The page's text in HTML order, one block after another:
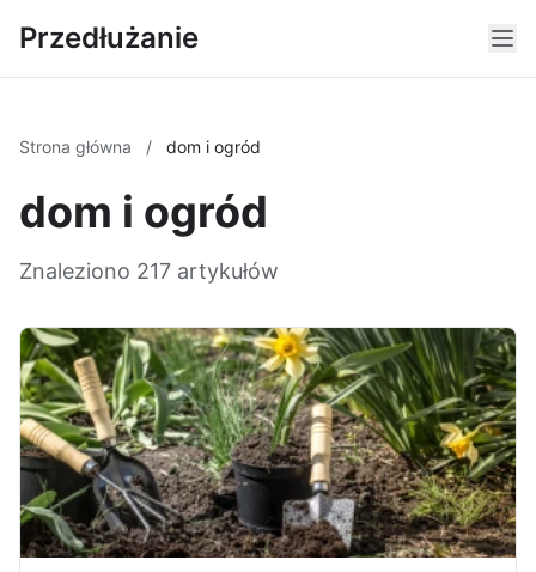
Przedłużanie
Strona główna / dom i ogród
dom i ogród
Znaleziono 217 artykułów